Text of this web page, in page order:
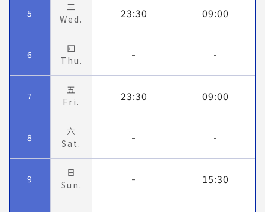
5
三
Wed.
23:30 09:00
6
四
Thu.
- -
7
五
Fri.
23:30 09:00
8
六
Sat.
- -
9
日
Sun.
- 15:30